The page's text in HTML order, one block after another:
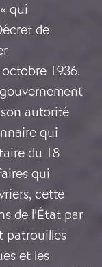
qui
de
1936.
autorité
qui
du 18
qui
cette
de l’État par
patrouilles
et les